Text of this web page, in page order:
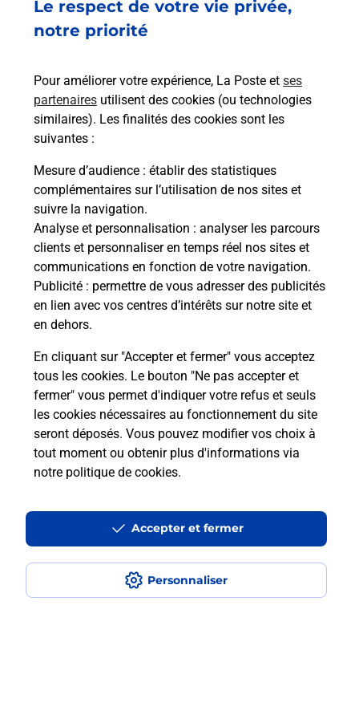
Le respect de votre vie privée,
notre priorité
Pour améliorer votre expérience, La Poste et ses
partenaires utilisent des cookies (ou technologies
similaires). Les finalités des cookies sont les
suivantes :
Mesure d’audience : établir des statistiques
complémentaires sur l’utilisation de nos sites et
suivre la navigation.
Analyse et personnalisation : analyser les parcours
clients et personnaliser en temps réel nos sites et
communications en fonction de votre navigation.
Publicité : permettre de vous adresser des publicités
en lien avec vos centres d’intérêts sur notre site et
en dehors.
En cliquant sur "Accepter et fermer" vous acceptez
tous les cookies. Le bouton "Ne pas accepter et
fermer" vous permet d'indiquer votre refus et seuls
les cookies nécessaires au fonctionnement du site
seront déposés. Vous pouvez modifier vos choix à
tout moment ou obtenir plus d'informations via
notre politique de cookies.
Personnaliser
Accepter et fermer
Acheter un iPhone neuf ou reconditionné
Vous recherchez un smartphone pas cher proche
de chez vous ? Découvrez notre offre de
téléphones iPhone Apple dans vos bureaux de
Poste à PONT L ABBE (29120) !
En savoir plus
Questions fréquemment posées
Comment retourner un colis acheté
en ligne depuis votre boîte aux lettres
Comment envoyer un colis ou faire un
retour chez un e-commerçant sans se
déplacer ?
Envoyer un petit colis au meilleur